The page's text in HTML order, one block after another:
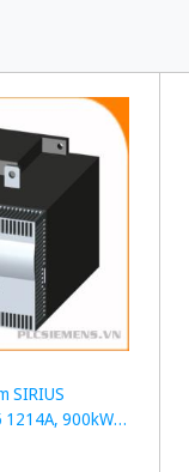
SIRIUS
900kW -
2HA16